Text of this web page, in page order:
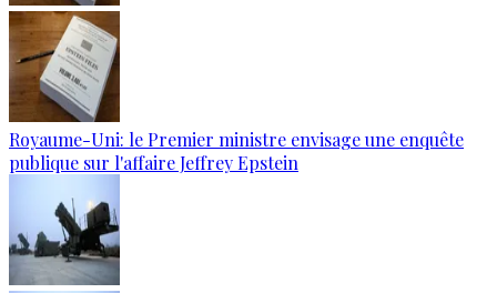
Royaume-Uni: le Premier ministre envisage une enquête
publique sur l'affaire Jeffrey Epstein